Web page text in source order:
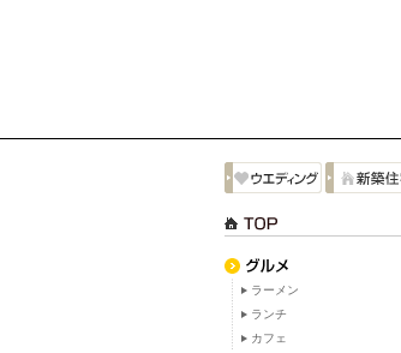
ラーメン
ランチ
カフェ